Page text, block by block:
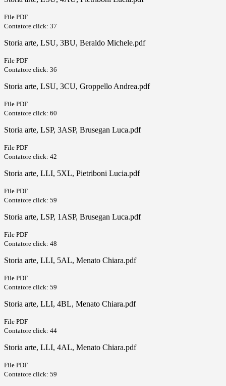
File PDF
Contatore click: 37
Storia arte, LSU, 3BU, Beraldo Michele.pdf
File PDF
Contatore click: 36
Storia arte, LSU, 3CU, Groppello Andrea.pdf
File PDF
Contatore click: 60
Storia arte, LSP, 3ASP, Brusegan Luca.pdf
File PDF
Contatore click: 42
Storia arte, LLI, 5XL, Pietriboni Lucia.pdf
File PDF
Contatore click: 59
Storia arte, LSP, 1ASP, Brusegan Luca.pdf
File PDF
Contatore click: 48
Storia arte, LLI, 5AL, Menato Chiara.pdf
File PDF
Contatore click: 59
Storia arte, LLI, 4BL, Menato Chiara.pdf
File PDF
Contatore click: 44
Storia arte, LLI, 4AL, Menato Chiara.pdf
File PDF
Contatore click: 59